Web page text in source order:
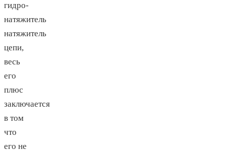
гидро-
натяжитель
натяжитель
цепи,
весь
его
плюс
заключается
в том
что
его не